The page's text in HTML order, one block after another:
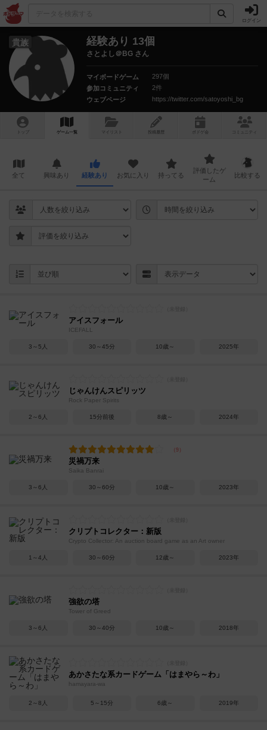
ログイン
貴族 経験あり 13個
さとよし＠BG さん
マイボードゲーム
297個
参加コミュニティ
2件
ウェブページ
https://twitter.com/satoyoshi_bg
トップ ゲーム一覧 マイリスト 投稿履歴 ボ ドゲ コミュニティ
全て 興味あり 経験あり お気に入り 持ってる
評価したゲ
ーム
比較する
アイスフォール
ICEFALL
3～5人 30～45分 10歳～ 2025年
じゃんけんスピリッツ
Rock Paper Spirits
2～6人 15分前後 8歳～ 2024年
災禍万来
Saika Banrai
3～6人 30～60分 10歳～ 2023年
クリプトコレクター：新版
Crypto Collector: An auction board game as an Art owner
1～4人 30～60分 12歳～ 2023年
強欲の塔
Tower of Greed
3～6人 30～40分 10歳～ 2018年
あかさたな系カードゲーム「はまやら～わ」
hamayara-wa
2～8人 5～15分 6歳～ 2019年